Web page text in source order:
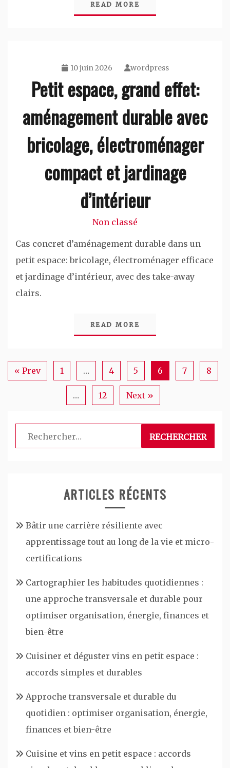
READ MORE
10 juin 2026 wordpress
Petit espace, grand effet:
aménagement durable avec
bricolage, électroménager
compact et jardinage
d’intérieur
Non classé
Cas concret d’aménagement durable dans un
petit espace: bricolage, électroménager efficace
et jardinage d’intérieur, avec des take-away
clairs.
READ MORE
« Prev 1 … 4 5 6 7 8
… 12 Next »
Rechercher :
ARTICLES RÉCENTS
Bâtir une carrière résiliente avec
apprentissage tout au long de la vie et micro-
certifications
Cartographier les habitudes quotidiennes :
une approche transversale et durable pour
optimiser organisation, énergie, finances et
bien-être
Cuisiner et déguster vins en petit espace :
accords simples et durables
Approche transversale et durable du
quotidien : optimiser organisation, énergie,
finances et bien-être
Cuisine et vins en petit espace : accords